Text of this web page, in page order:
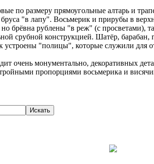
по размеру прямоугольные алтарь и
"в лапу". Восьмерик и прирубы в
брёвна рублены "в реж" (с
срубной конструкцией. Шатёр,
"полицы", которые служили для
очень монументально, декоративных
пропорциями восьмерика и